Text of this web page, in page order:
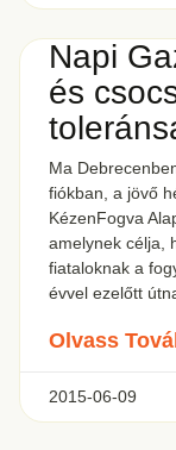
Napi
és
Ma
fiókban, a jövő
KézenFogva
amelynek célja,
fiataloknak a
évvel ezelőtt
Olvass
2015-06-09